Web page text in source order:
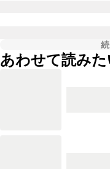
あわせて読みた